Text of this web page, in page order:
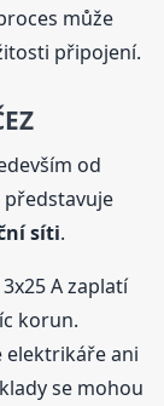
může
připojení.
od
síti.
A zaplatí
korun.
elektrikáře ani
se mohou